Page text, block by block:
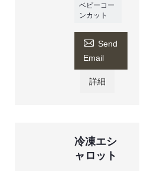
ベビーコー
ンカット
 Send
Email
詳細
冷凍エシ
ャロット